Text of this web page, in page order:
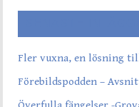
Fler vuxna, en lösning
Förebildspodden –